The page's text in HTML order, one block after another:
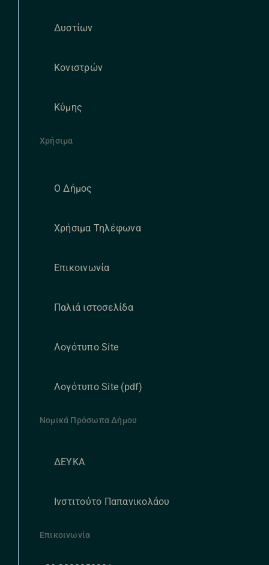
Δυστίων
Κονιστρών
Κύμης
Χρήσιμα
Ο Δήμος
Χρήσιμα Τηλέφωνα
Επικοινωνία
Παλιά ιστοσελίδα
Λογότυπο Site
Λογότυπο Site (pdf)
Νομικά Πρόσωπα Δήμου
ΔΕΥΚΑ
Ινστιτούτο Παπανικολάου
Επικοινωνία